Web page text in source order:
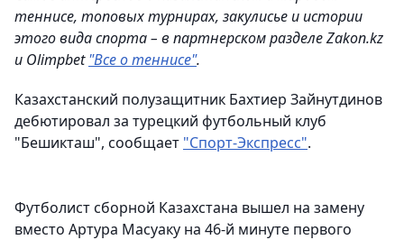
теннисе, топовых турнирах, закулисье и истории
этого вида спорта – в партнерском разделе Zakon.kz
и Olimpbet"Все о теннисе".
Казахстанский полузащитник Бахтиер Зайнутдинов
дебютировал за турецкий футбольный клуб
"Бешикташ", сообщает "Спорт-Экспресс".
Футболист сборной Казахстана вышел на замену
вместо Артура Масуаку на 46-й минуте первого